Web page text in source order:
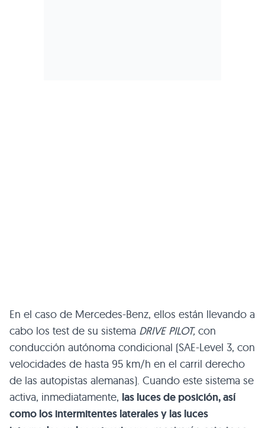
En el caso de Mercedes-Benz, ellos están llevando a
cabo los test de su sistema DRIVE PILOT, con
conducción autónoma condicional (SAE-Level 3, con
velocidades de hasta 95 km/h en el carril derecho
de las autopistas alemanas). Cuando este sistema se
activa, inmediatamente, las luces de posición, así
como los intermitentes laterales y las luces